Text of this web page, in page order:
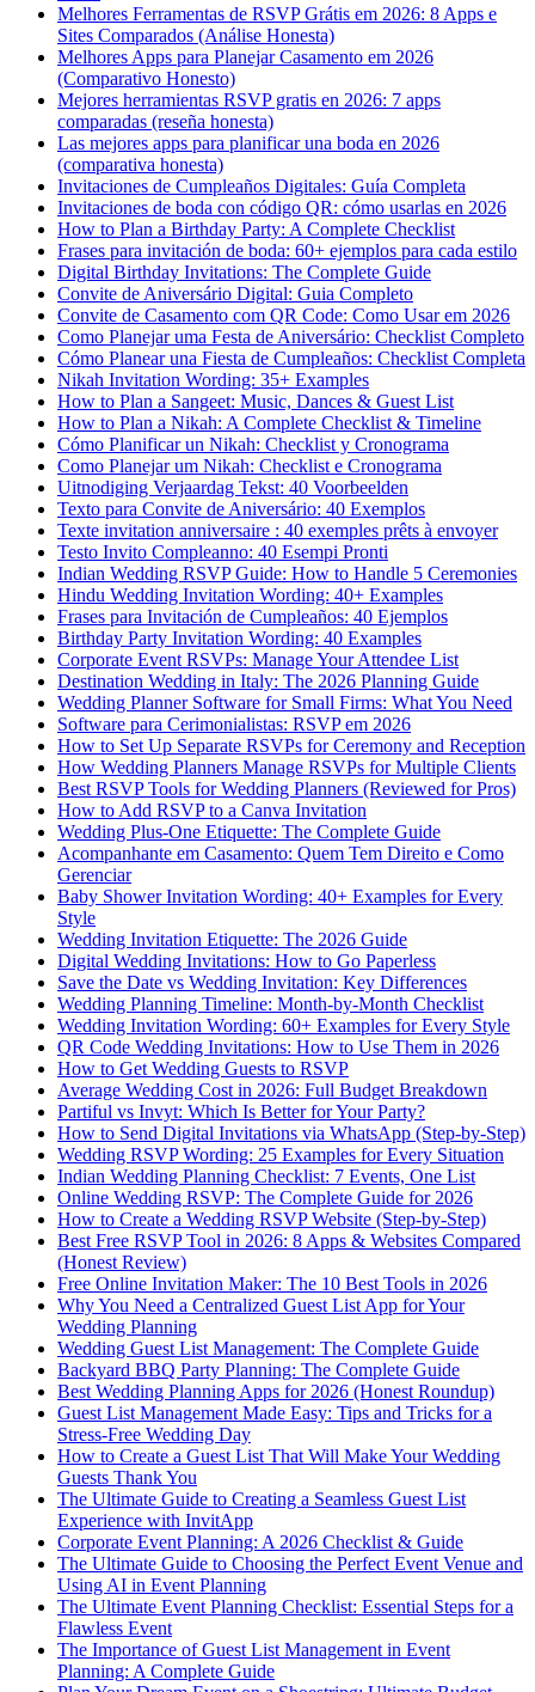
Melhores Ferramentas de RSVP Grátis em 2026: 8 Apps e
Sites Comparados (Análise Honesta)
Melhores Apps para Planejar Casamento em 2026
(Comparativo Honesto)
Mejores herramientas RSVP gratis en 2026: 7 apps
comparadas (reseña honesta)
Las mejores apps para planificar una boda en 2026
(comparativa honesta)
Invitaciones de Cumpleaños Digitales: Guía Completa
Invitaciones de boda con código QR: cómo usarlas en 2026
How to Plan a Birthday Party: A Complete Checklist
Frases para invitación de boda: 60+ ejemplos para cada estilo
Digital Birthday Invitations: The Complete Guide
Convite de Aniversário Digital: Guia Completo
Convite de Casamento com QR Code: Como Usar em 2026
Como Planejar uma Festa de Aniversário: Checklist Completo
Cómo Planear una Fiesta de Cumpleaños: Checklist Completa
Nikah Invitation Wording: 35+ Examples
How to Plan a Sangeet: Music, Dances & Guest List
How to Plan a Nikah: A Complete Checklist & Timeline
Cómo Planificar un Nikah: Checklist y Cronograma
Como Planejar um Nikah: Checklist e Cronograma
Uitnodiging Verjaardag Tekst: 40 Voorbeelden
Texto para Convite de Aniversário: 40 Exemplos
Texte invitation anniversaire : 40 exemples prêts à envoyer
Testo Invito Compleanno: 40 Esempi Pronti
Indian Wedding RSVP Guide: How to Handle 5 Ceremonies
Hindu Wedding Invitation Wording: 40+ Examples
Frases para Invitación de Cumpleaños: 40 Ejemplos
Birthday Party Invitation Wording: 40 Examples
Corporate Event RSVPs: Manage Your Attendee List
Destination Wedding in Italy: The 2026 Planning Guide
Wedding Planner Software for Small Firms: What You Need
Software para Cerimonialistas: RSVP em 2026
How to Set Up Separate RSVPs for Ceremony and Reception
How Wedding Planners Manage RSVPs for Multiple Clients
Best RSVP Tools for Wedding Planners (Reviewed for Pros)
How to Add RSVP to a Canva Invitation
Wedding Plus-One Etiquette: The Complete Guide
Acompanhante em Casamento: Quem Tem Direito e Como
Gerenciar
Baby Shower Invitation Wording: 40+ Examples for Every
Style
Wedding Invitation Etiquette: The 2026 Guide
Digital Wedding Invitations: How to Go Paperless
Save the Date vs Wedding Invitation: Key Differences
Wedding Planning Timeline: Month-by-Month Checklist
Wedding Invitation Wording: 60+ Examples for Every Style
QR Code Wedding Invitations: How to Use Them in 2026
How to Get Wedding Guests to RSVP
Average Wedding Cost in 2026: Full Budget Breakdown
Partiful vs Invyt: Which Is Better for Your Party?
How to Send Digital Invitations via WhatsApp (Step-by-Step)
Wedding RSVP Wording: 25 Examples for Every Situation
Indian Wedding Planning Checklist: 7 Events, One List
Online Wedding RSVP: The Complete Guide for 2026
How to Create a Wedding RSVP Website (Step-by-Step)
Best Free RSVP Tool in 2026: 8 Apps & Websites Compared
(Honest Review)
Free Online Invitation Maker: The 10 Best Tools in 2026
Why You Need a Centralized Guest List App for Your
Wedding Planning
Wedding Guest List Management: The Complete Guide
Backyard BBQ Party Planning: The Complete Guide
Best Wedding Planning Apps for 2026 (Honest Roundup)
Guest List Management Made Easy: Tips and Tricks for a
Stress-Free Wedding Day
How to Create a Guest List That Will Make Your Wedding
Guests Thank You
The Ultimate Guide to Creating a Seamless Guest List
Experience with InvitApp
Corporate Event Planning: A 2026 Checklist & Guide
The Ultimate Guide to Choosing the Perfect Event Venue and
Using AI in Event Planning
The Ultimate Event Planning Checklist: Essential Steps for a
Flawless Event
The Importance of Guest List Management in Event
Planning: A Complete Guide